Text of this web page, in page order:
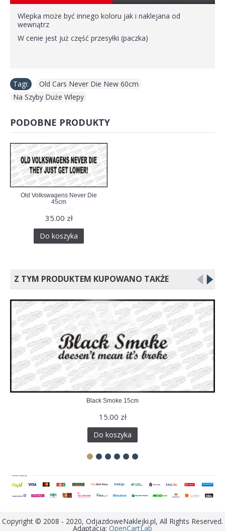
Wlepka może być innego koloru jak i naklejana od
wewnątrz
W cenie jest już część przesyłki (paczka)
Tagi: Old Cars Never Die New 60cm
Na Szyby Duże Wlepy
PODOBNE PRODUKTY
Old Volkswagens Never Die
45cm
35.00 zł
Do koszyka
Z TYM PRODUKTEM KUPOWANO TAKŻE
Black Smoke 15cm
15.00 zł
Do koszyka
Copyright © 2008 - 2020, OdjazdoweNaklejki.pl, All Rights Reserved.
Adaptacja: OpenCartLab